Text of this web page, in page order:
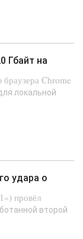
Гбайт на
Chrome
локальной
удара о
провёл
второй